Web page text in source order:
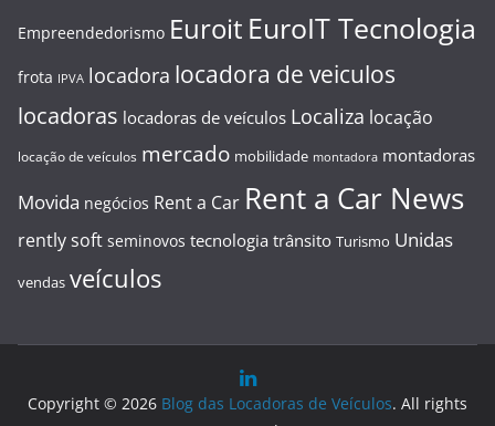
Empreendedorismo Euroit EuroIT Tecnologia
frota IPVA locadora locadora de veiculos
locadoras locadoras de veículos Localiza locação
locação de veículos mercado mobilidade montadora montadoras
Movida negócios Rent a Car Rent a Car News
rently soft seminovos tecnologia trânsito Turismo Unidas
vendas veículos
Copyright © 2026 Blog das Locadoras de Veículos. All rights